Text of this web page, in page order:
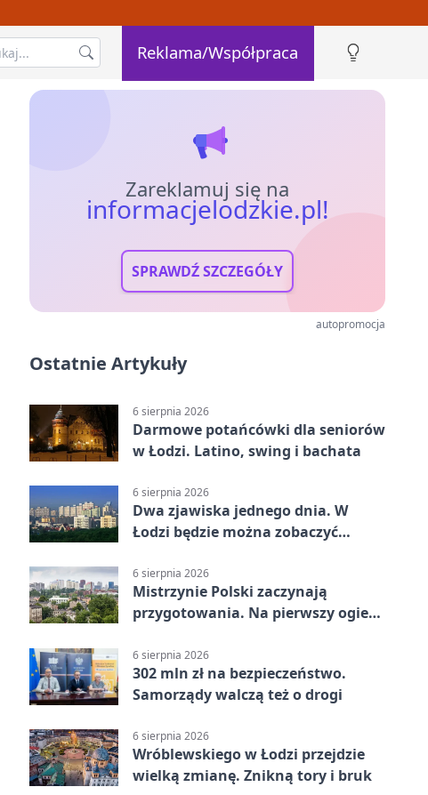
Reklama/Współpraca
Zareklamuj się na
informacjelodzkie.pl!
SPRAWDŹ SZCZEGÓŁY
autopromocja
Ostatnie Artykuły
6 sierpnia 2026
Darmowe potańcówki dla seniorów
w Łodzi. Latino, swing i bachata
6 sierpnia 2026
Dwa zjawiska jednego dnia. W
Łodzi będzie można zobaczyć
6 sierpnia 2026
Mistrzynie Polski zaczynają
przygotowania. Na pierwszy ogień
6 sierpnia 2026
302 mln zł na bezpieczeństwo.
Samorządy walczą też o drogi
6 sierpnia 2026
Wróblewskiego w Łodzi przejdzie
wielką zmianę. Znikną tory i bruk